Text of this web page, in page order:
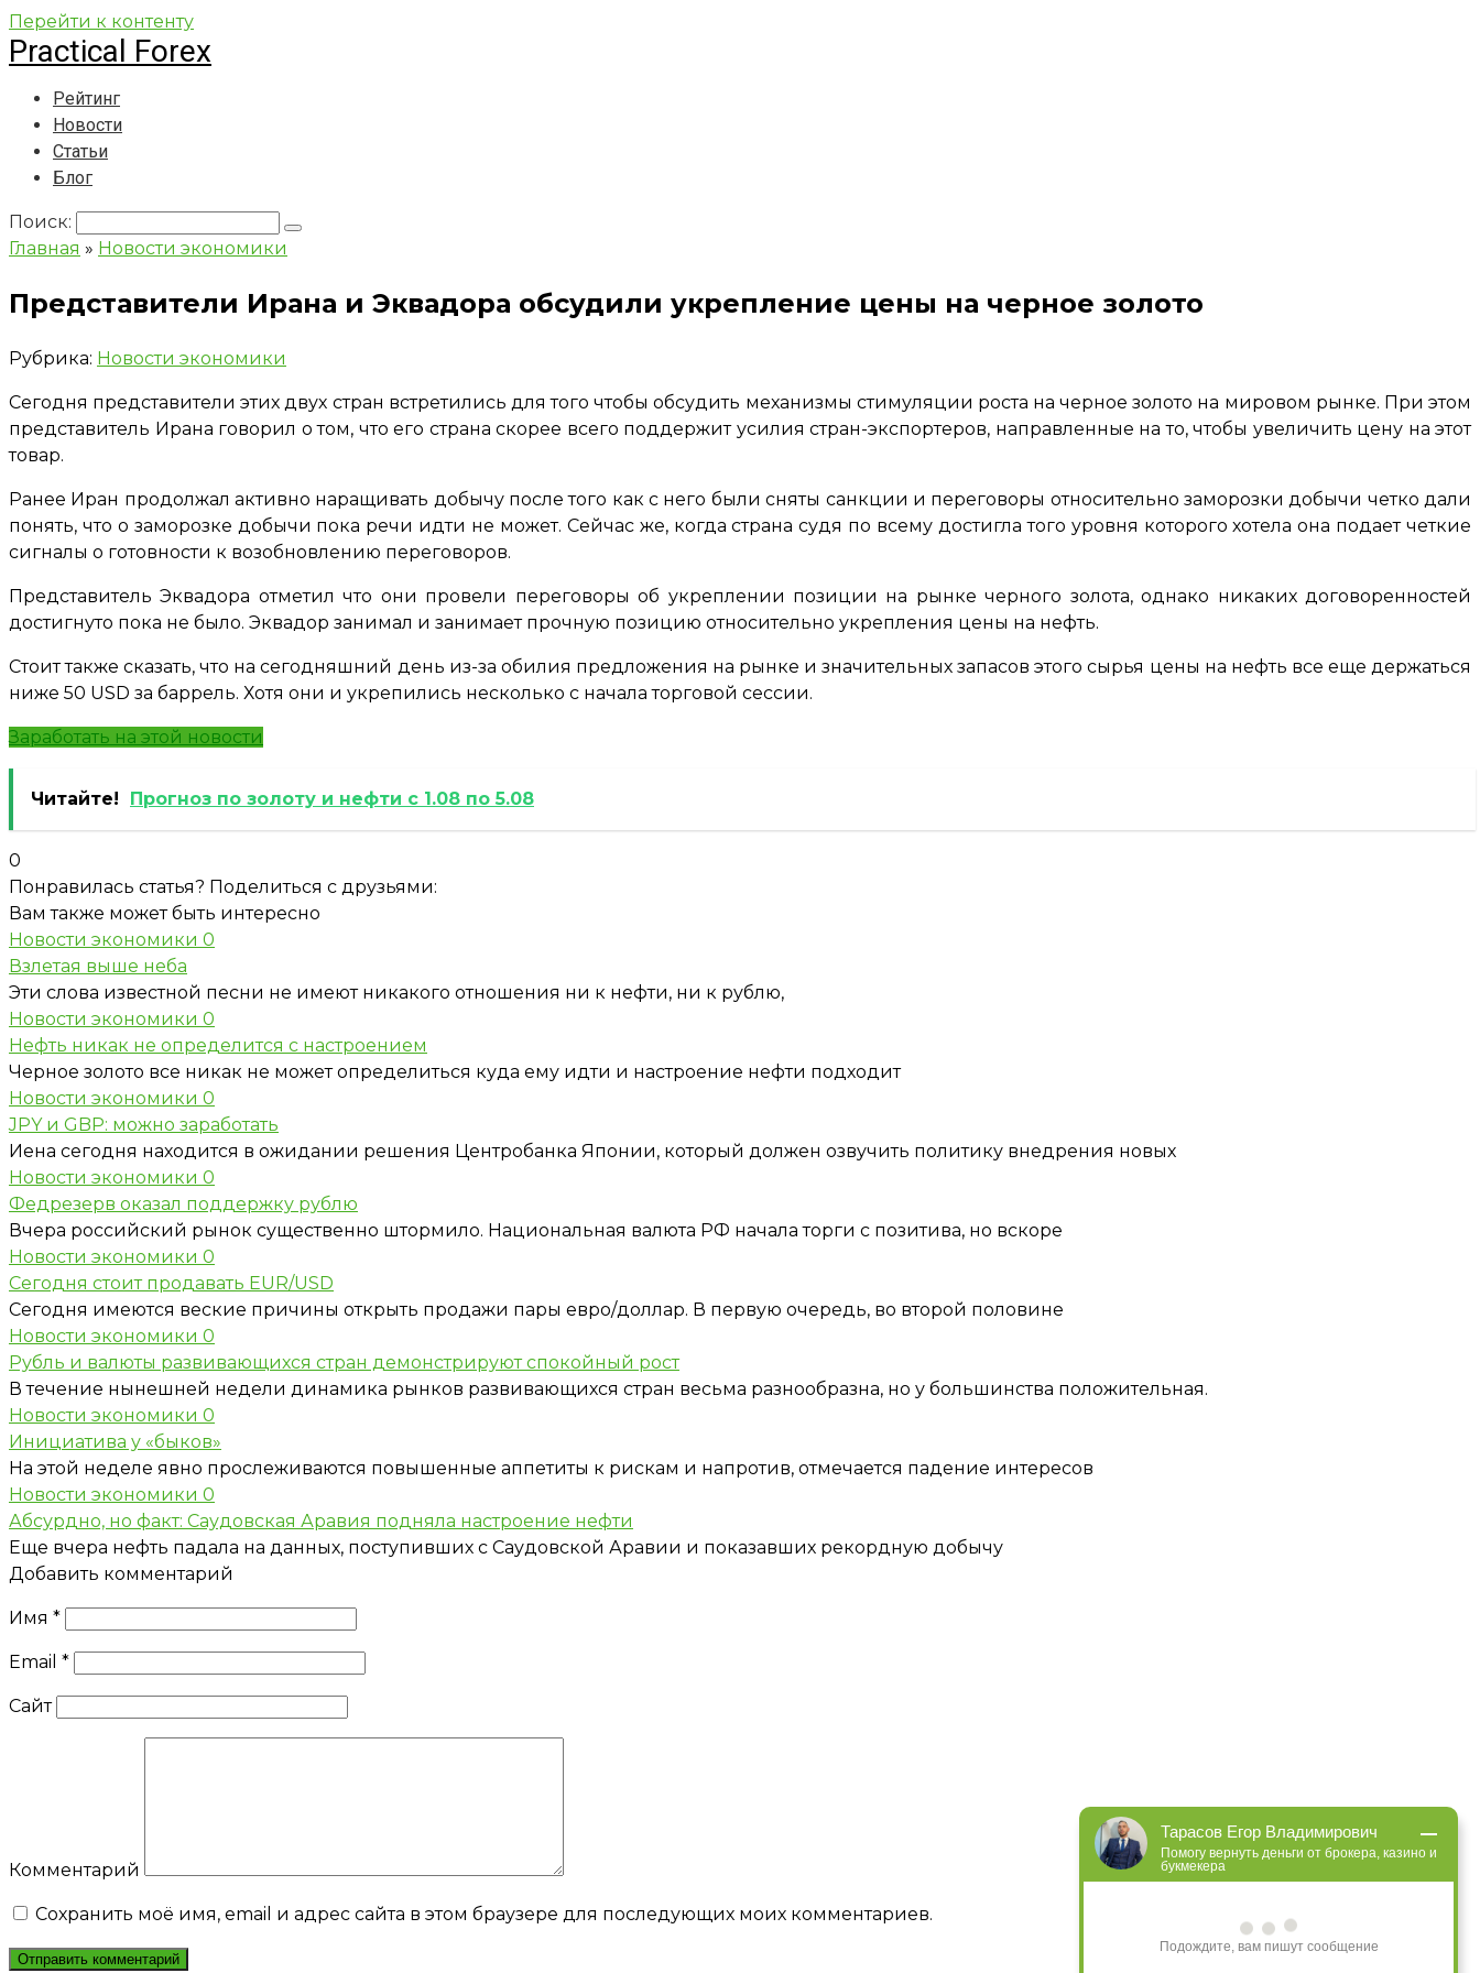
Перейти к контенту
Practical Forex
Рейтинг
Новости
Статьи
Блог
Поиск:
Главная » Новости экономики
Представители Ирана и Эквадора обсудили укрепление цены на черное золото
Рубрика: Новости экономики
Сегодня представители этих двух стран встретились для того чтобы обсудить механизмы стимуляции роста на черное золото на мировом рынке. При этом
представитель Ирана говорил о том, что его страна скорее всего поддержит усилия стран-экспортеров, направленные на то, чтобы увеличить цену на этот
товар.
Ранее Иран продолжал активно наращивать добычу после того как с него были сняты санкции и переговоры относительно заморозки добычи четко дали
понять, что о заморозке добычи пока речи идти не может. Сейчас же, когда страна судя по всему достигла того уровня которого хотела она подает четкие
сигналы о готовности к возобновлению переговоров.
Представитель Эквадора отметил что они провели переговоры об укреплении позиции на рынке черного золота, однако никаких договоренностей
достигнуто пока не было. Эквадор занимал и занимает прочную позицию относительно укрепления цены на нефть.
Стоит также сказать, что на сегодняшний день из-за обилия предложения на рынке и значительных запасов этого сырья цены на нефть все еще держаться
ниже 50 USD за баррель. Хотя они и укрепились несколько с начала торговой сессии.
Заработать на этой новости
Читайте! Прогноз по золоту и нефти с 1.08 по 5.08
0
Понравилась статья? Поделиться с друзьями:
Вам также может быть интересно
Новости экономики 0
Взлетая выше неба
Эти слова известной песни не имеют никакого отношения ни к нефти, ни к рублю,
Новости экономики 0
Нефть никак не определится с настроением
Черное золото все никак не может определиться куда ему идти и настроение нефти подходит
Новости экономики 0
JPY и GBP: можно заработать
Иена сегодня находится в ожидании решения Центробанка Японии, который должен озвучить политику внедрения новых
Новости экономики 0
Федрезерв оказал поддержку рублю
Вчера российский рынок существенно штормило. Национальная валюта РФ начала торги с позитива, но вскоре
Новости экономики 0
Сегодня стоит продавать EUR/USD
Сегодня имеются веские причины открыть продажи пары евро/доллар. В первую очередь, во второй половине
Новости экономики 0
Рубль и валюты развивающихся стран демонстрируют спокойный рост
В течение нынешней недели динамика рынков развивающихся стран весьма разнообразна, но у большинства положительная.
Новости экономики 0
Инициатива у «быков»
На этой неделе явно прослеживаются повышенные аппетиты к рискам и напротив, отмечается падение интересов
Новости экономики 0
Абсурдно, но факт: Саудовская Аравия подняла настроение нефти
Еще вчера нефть падала на данных, поступивших с Саудовской Аравии и показавших рекордную добычу
Добавить комментарий
Имя *
Email *
Сайт
Комментарий
Сохранить моё имя, email и адрес сайта в этом браузере для последующих моих комментариев.
Тарасов Егор Владимирович
Помогу вернуть деньги от брокера, казино и
букмекера
Подождите, вам пишут сообщение